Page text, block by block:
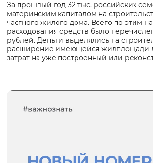
За прошлый год 32 тыс. российских
материнским капиталом на
частного жилого дома. Всего по этим
расходования средств было
рублей. Деньги выделялись на
расширение имеющейся жилплощади
затрат на уже построенный или